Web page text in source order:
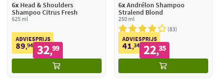
6x Head & Shoulders
Shampoo Citrus Fresh
625 ml
ADVIESPRIJS
89,94 32,99
6xAndrélon Shampoo
Stralend Blond
250 ml
83
ADVIESPRIJS
41,34 22,35